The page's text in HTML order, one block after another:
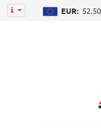
EUR: